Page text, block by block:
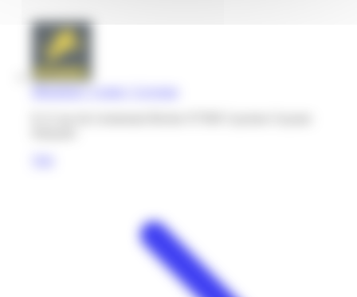
Mégabriel | Centre | Cayenne